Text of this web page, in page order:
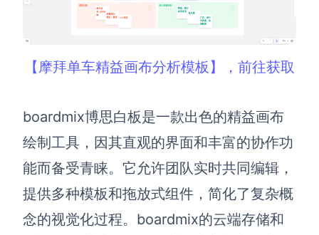
【摩拜单车精益画布分析模板】，前往获取
boardmix博思白板是一款出色的精益画布
绘制工具，因其直观的界面和丰富的协作功
能而备受青睐。它允许团队实时共同编辑，
提供多种模板和拖放式组件，简化了复杂概
念的视觉化过程。boardmix的云端存储和